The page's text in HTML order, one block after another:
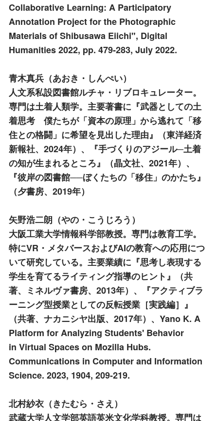
Collaborative Learning: A Participatory
Annotation Project for the Photographic
Materials of Shibusawa Eiichi", Digital
Humanities 2022, pp. 479-283, July 2022.
青木真兵 （あおき・しんぺい）
人文系私設図書館ルチャ・リブロキュレーター。
専門は土着人類学。主要著書に『武器としての土
着思考 僕たちが「資本の原理」から逃れて「移
住との格闘」に希望を見出した理由』（東洋経済
新報社、2024年）、『手づくりのアジール─土着
の知が生まれるところ』（晶文社、2021年）、
『彼岸の図書館──ぼくたちの「移住」のかたち』
（夕書房、2019年）
矢野浩二朗 （やの・こうじろう）
大阪工業大学情報科学部教授。専門は教育工学。
特にVR・メタバースおよびAIの教育への応用につ
いて研究している。主要業績に『思考し表現する
学生を育てるライティング指導のヒント』（共
著、ミネルヴァ書房、2013年）、『アクティブラ
ーニング型授業としての反転授業［実践編］』
（共著、ナカニシヤ出版、2017年）、Yano K. A
Platform for Analyzing Students' Behavior
in Virtual Spaces on Mozilla Hubs.
Communications in Computer and Information
Science. 2023, 1904, 209-219.
北村紗衣 （きたむら・さえ）
武蔵大学人文学部英語英米文化学科教授。専門は